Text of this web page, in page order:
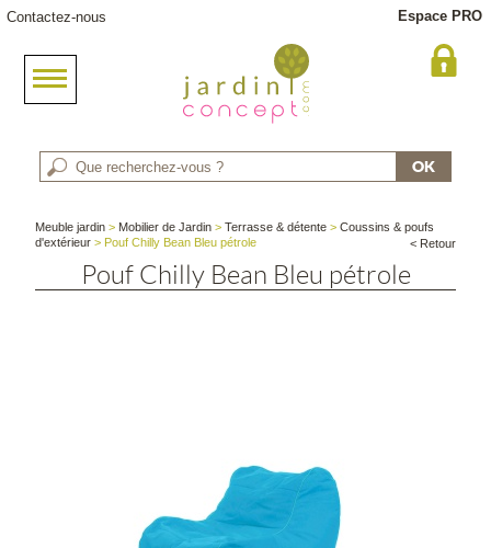
Contactez-nous Espace PRO
Meuble jardin > Mobilier de Jardin >Terrasse & détente >Coussins & poufs
d'extérieur > Pouf Chilly Bean Bleu pétrole < Retour
Pouf Chilly Bean Bleu pétrole